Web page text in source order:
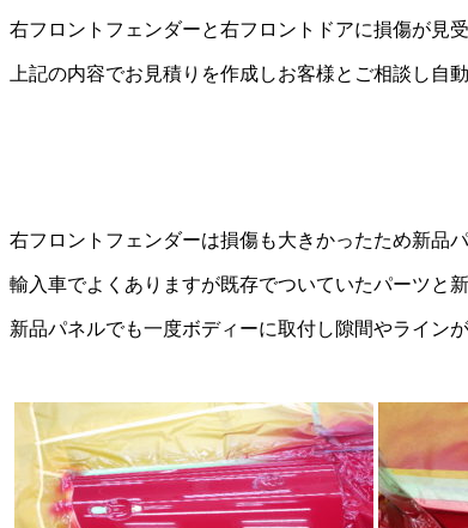
右フロントフェンダーと右フロントドアに損傷が見
上記の内容でお見積りを作成しお客様とご相談し自
右フロントフェンダーは損傷も大きかったため新品
輸入車でよくありますが既存でついていたパーツと
新品パネルでも一度ボディーに取付し隙間やライン